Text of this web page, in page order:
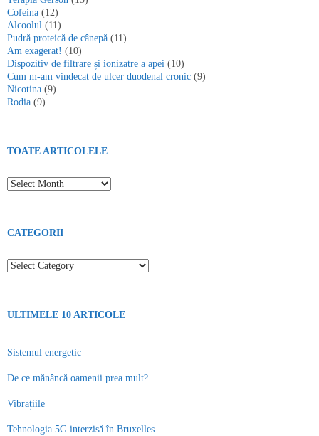
Cofeina (12)
Alcoolul (11)
Pudră proteică de cânepă (11)
Am exagerat! (10)
Dispozitiv de filtrare și ionizatre a apei (10)
Cum m-am vindecat de ulcer duodenal cronic (9)
Nicotina (9)
Rodia (9)
TOATE ARTICOLELE
Toate articolele
CATEGORII
Categorii
ULTIMELE 10 ARTICOLE
Sistemul energetic
De ce mănâncă oamenii prea mult?
Vibrațiile
Tehnologia 5G interzisă în Bruxelles